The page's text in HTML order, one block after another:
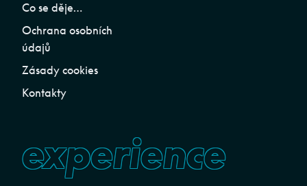
Co se děje…
Ochrana osobních
údajů
Zásady cookies
Kontakty
experience